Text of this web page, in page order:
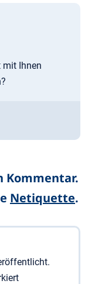
Ihnen
Kommentar.
Netiquette.